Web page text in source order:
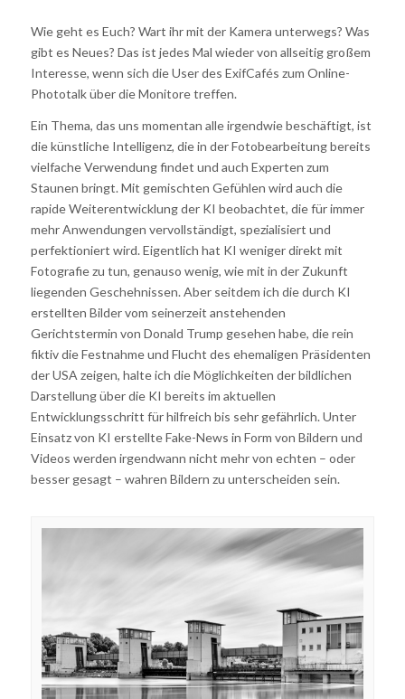
Wie geht es Euch? Wart ihr mit der Kamera unterwegs? Was
gibt es Neues? Das ist jedes Mal wieder von allseitig großem
Interesse, wenn sich die User des ExifCafés zum Online-
Phototalk über die Monitore treffen.
Ein Thema, das uns momentan alle irgendwie beschäftigt, ist
die künstliche Intelligenz, die in der Fotobearbeitung bereits
vielfache Verwendung findet und auch Experten zum
Staunen bringt. Mit gemischten Gefühlen wird auch die
rapide Weiterentwicklung der KI beobachtet, die für immer
mehr Anwendungen vervollständigt, spezialisiert und
perfektioniert wird. Eigentlich hat KI weniger direkt mit
Fotografie zu tun, genauso wenig, wie mit in der Zukunft
liegenden Geschehnissen. Aber seitdem ich die durch KI
erstellten Bilder vom seinerzeit anstehenden
Gerichtstermin von Donald Trump gesehen habe, die rein
fiktiv die Festnahme und Flucht des ehemaligen Präsidenten
der USA zeigen, halte ich die Möglichkeiten der bildlichen
Darstellung über die KI bereits im aktuellen
Entwicklungsschritt für hilfreich bis sehr gefährlich. Unter
Einsatz von KI erstellte Fake-News in Form von Bildern und
Videos werden irgendwann nicht mehr von echten – oder
besser gesagt – wahren Bildern zu unterscheiden sein.